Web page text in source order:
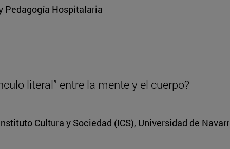
Pedagogía Hospitalaria
literal” entre la mente y el cuerpo?
Cultura y Sociedad (ICS), Universidad de